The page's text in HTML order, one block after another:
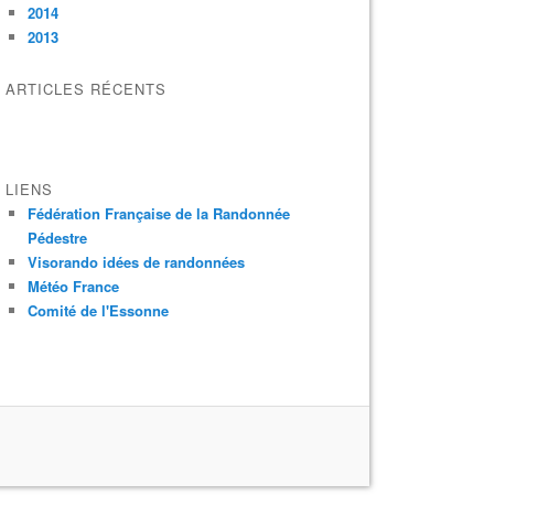
2014
2013
ARTICLES RÉCENTS
LIENS
Fédération Française de la Randonnée
Pédestre
Visorando idées de randonnées
Météo France
Comité de l'Essonne